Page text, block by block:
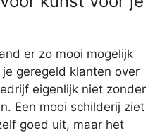
er zo mooi mogelijk
geregeld klanten over
eigenlijk niet zonder
Een mooi schilderij ziet
goed uit, maar het